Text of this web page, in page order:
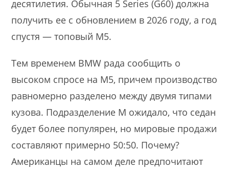
десятилетия. Обычная 5 Series (G60) должна
получить ее с обновлением в 2026 году, а год
спустя — топовый M5.
Тем временем BMW рада сообщить о
высоком спросе на M5, причем производство
равномерно разделено между двумя типами
кузова. Подразделение M ожидало, что седан
будет более популярен, но мировые продажи
составляют примерно 50:50. Почему?
Американцы на самом деле предпочитают